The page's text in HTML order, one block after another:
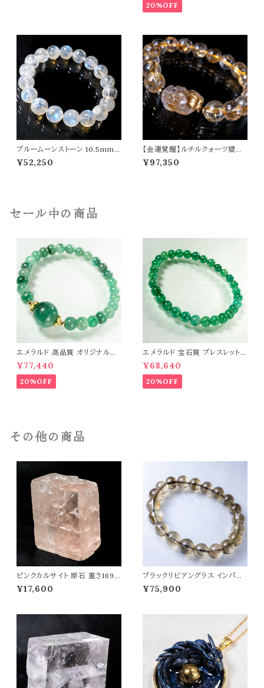
20%OFF
ブルームーンストーン 10.5mm
ブレスレット 月長石 パワーストー
ン 天然石 t0580
¥52,250
【金運覚醒】ルチルクォーツ貔貅
ルチルクォーツ オリジナルデザイ
ン ブレスレット パワーストーン 天
¥97,350
セール中の商品
エメラルド 高品質 オリジナルデ
ザイン ブレスレット パワーストー
ン 天然石 t0545
¥77,440
20%OFF
エメラルド 宝石質 ブレスレット
パワーストーン 天然石 t0544
¥68,640
20%OFF
その他の商品
ピンクカルサイト 原石 重さ169g
天然石 パワーストーン t0585
¥17,600
ブラックリビアングラス インパク
トガラス ブレスレット 高品質 天
然ガラス 宇宙・高波動系ヒーリン
¥75,900